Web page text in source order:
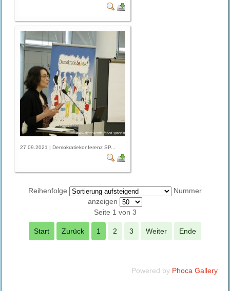
27.09.2021 | Demokratiekonferenz SP...
Reihenfolge
Nummer
anzeigen
Seite 1 von 3
Start Zurück 1 2 3 Weiter Ende
Powered by Phoca Gallery